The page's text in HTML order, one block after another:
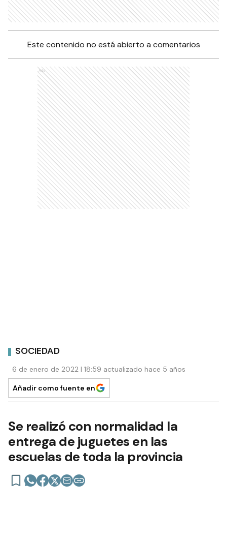
Este contenido no está abierto a comentarios
Ads
SOCIEDAD
6 de enero de 2022 | 18:59 actualizado hace 5 años
Se realizó con normalidad la
entrega de juguetes en las
escuelas de toda la provincia